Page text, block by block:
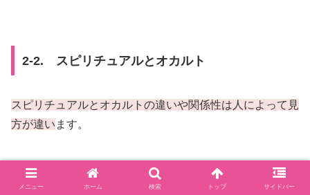
2-2. スピリチュアルとオカルト
スピリチュアルとオカルトの違いや関係性は人によって見
方が違い ます。
メニュー ホーム 検索 トップ サイドバー